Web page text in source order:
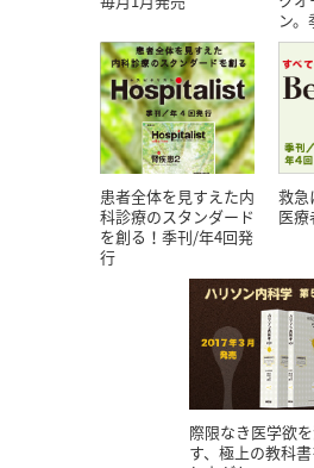
ン
患者全体を見すえた内
科診療のスタンダード
を創る！季刊/年4回発
行
救急
医
際限なき医学欲
す、極上の教科